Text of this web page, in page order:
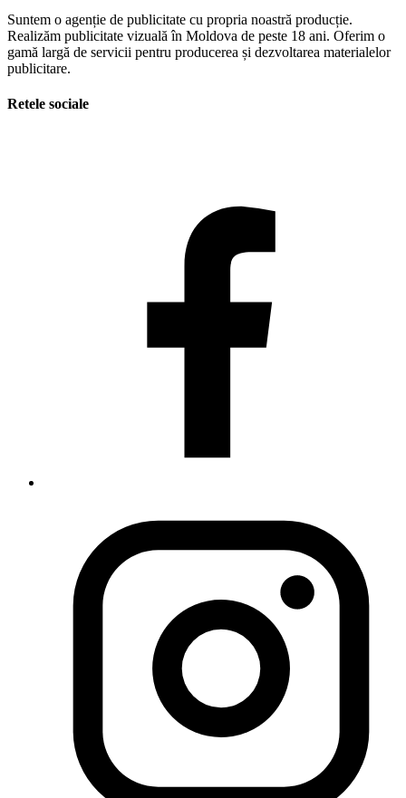
Suntem o agenție de publicitate cu propria noastră producție.
Realizăm publicitate vizuală în Moldova de peste 18 ani. Oferim o
gamă largă de servicii pentru producerea și dezvoltarea materialelor
publicitare.
Retele sociale